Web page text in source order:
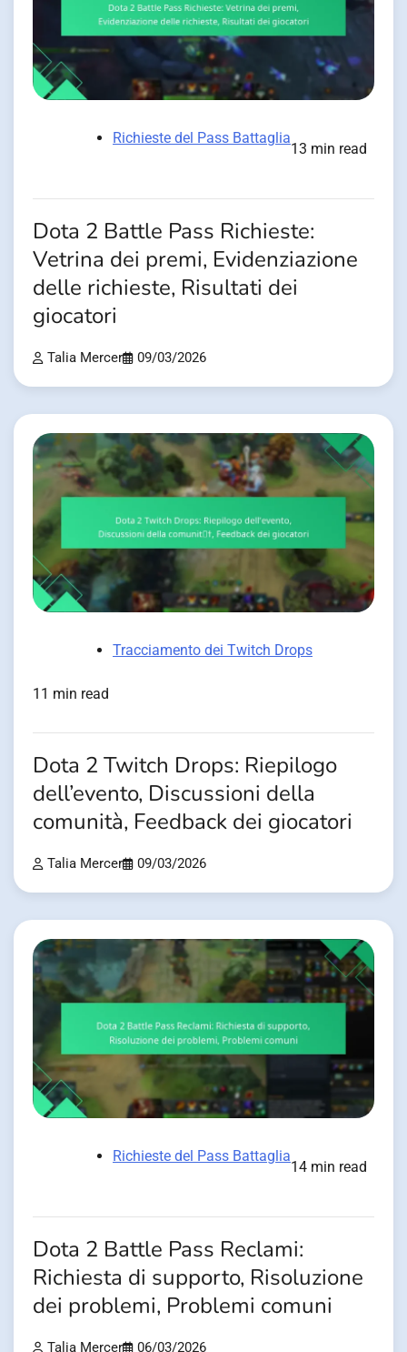
Richieste del Pass Battaglia
13 min read
Dota 2 Battle Pass Richieste:
Vetrina dei premi, Evidenziazione
delle richieste, Risultati dei
giocatori
Talia Mercer 09/03/2026
Tracciamento dei Twitch Drops
11 min read
Dota 2 Twitch Drops: Riepilogo
dell’evento, Discussioni della
comunità, Feedback dei giocatori
Talia Mercer 09/03/2026
Richieste del Pass Battaglia
14 min read
Dota 2 Battle Pass Reclami:
Richiesta di supporto, Risoluzione
dei problemi, Problemi comuni
Talia Mercer 06/03/2026